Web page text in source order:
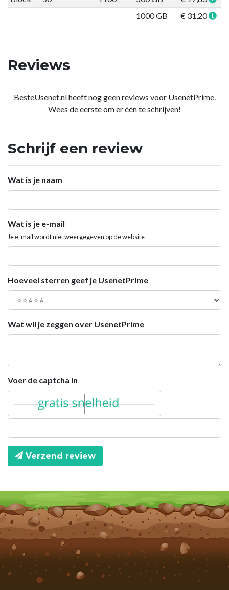
1000 GB
€ 31,20
Reviews
BesteUsenet.nl heeft nog geen reviews voor UsenetPrime.
Wees de eerste om er één te schrijven!
Schrijf een review
Wat is je naam
Wat is je e-mail
Je e-mail wordt niet weergegeven op de website
Hoeveel sterren geef je UsenetPrime
Wat wil je zeggen over UsenetPrime
Voer de captcha in
Verzend review